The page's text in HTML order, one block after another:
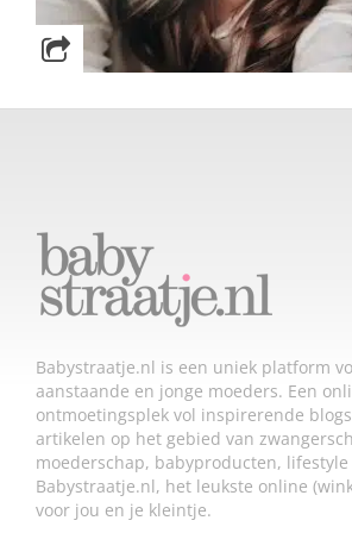
Babystraatje.nl is een uniek platform
aanstaande en jonge moeders. Een
ontmoetingsplek vol inspirerende
artikelen op het gebied van
moederschap, babyproducten,
Babystraatje.nl, het leukste online
voor jou en je kleintje.